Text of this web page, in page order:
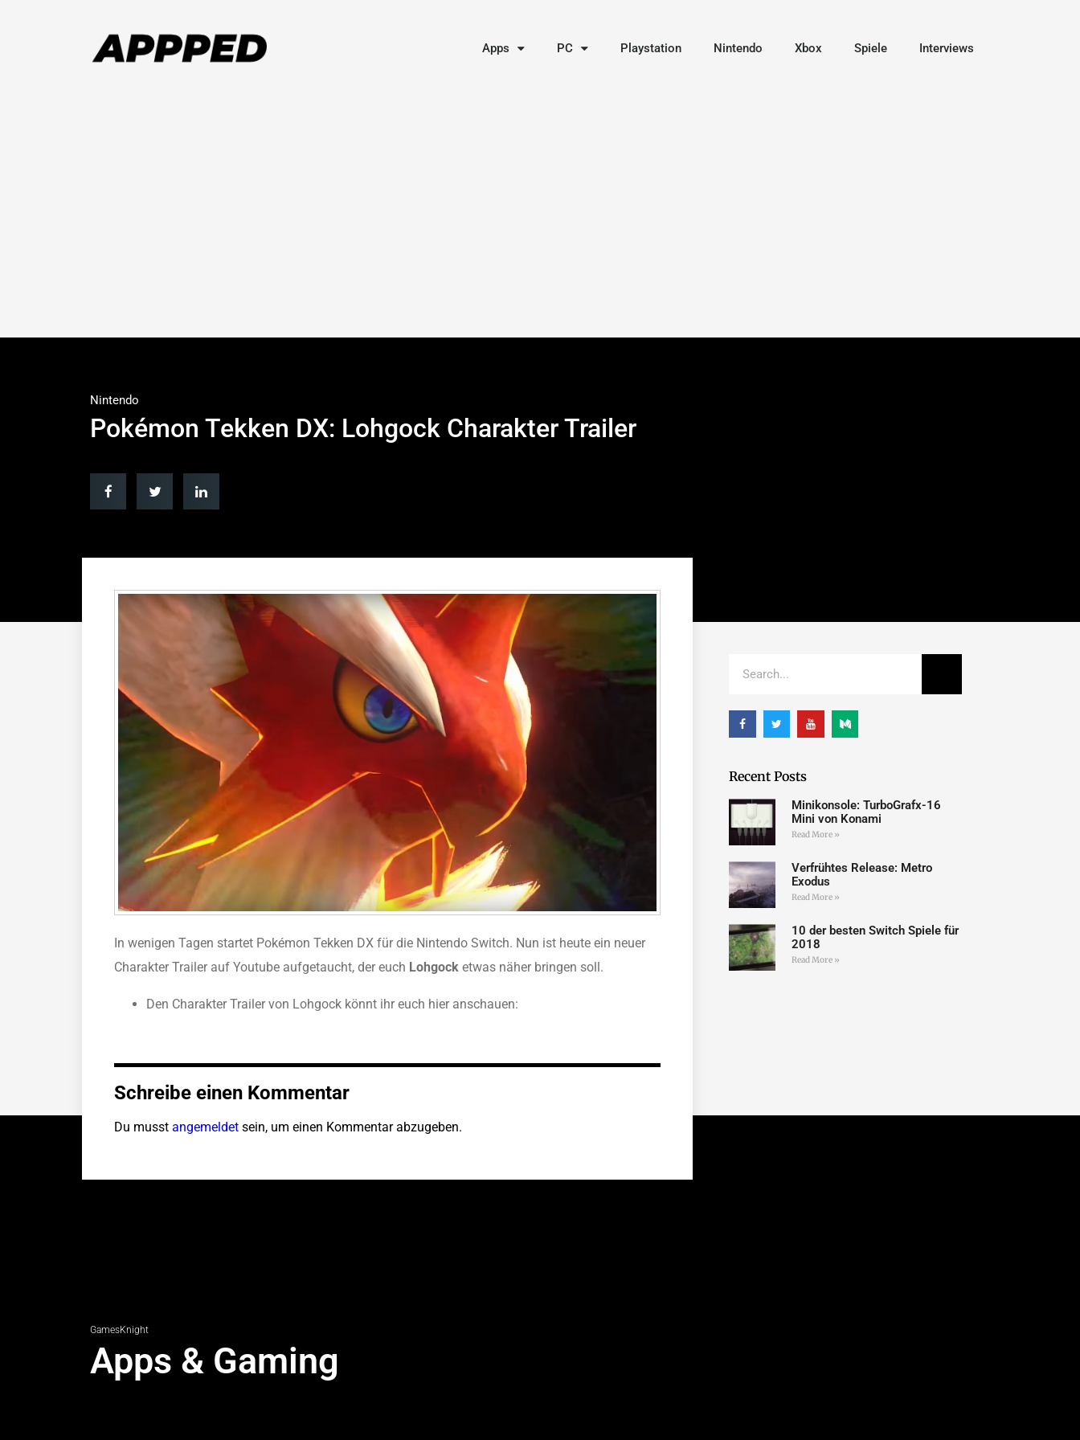
Apps PC Playstation Nintendo Xbox Spiele Interviews
Nintendo
Pokémon Tekken DX: Lohgock Charakter Trailer
In wenigen Tagen startet Pokémon Tekken DX für die Nintendo Switch. Nun ist heute ein neuer
Charakter Trailer auf Youtube aufgetaucht, der euch Lohgock etwas näher bringen soll.
Den Charakter Trailer von Lohgock könnt ihr euch hier anschauen:
Schreibe einen Kommentar
Du musst angemeldet sein, um einen Kommentar abzugeben.
Recent Posts
Minikonsole: TurboGrafx-16
Mini von Konami
Read More »
Verfrühtes Release: Metro
Exodus
Read More »
10 der besten Switch Spiele für
2018
Read More »
GamesKnight
Apps & Gaming